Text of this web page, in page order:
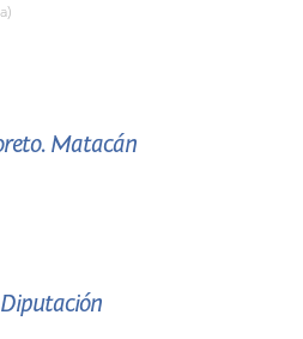
Matacán